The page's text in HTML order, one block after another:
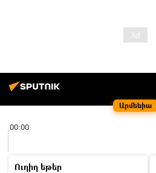
Արմենիա
00:00
Ուղիղ եթեր